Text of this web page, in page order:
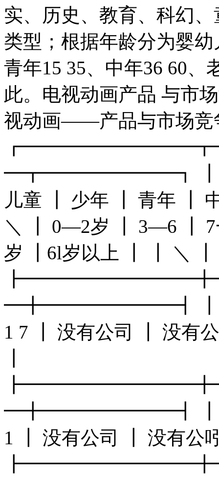
实、历史、教育、科幻
类型；根据年龄分为婴
青年15 35、中年36 60
此。电视动画产品 与市
视动画——产品与市场竞
━┳━━━━━━━┓ ┃、
儿童 ┃ 少年 ┃ 青年 ┃
＼ ┃ 0—2岁 ┃ 3—6 ┃ 7
岁 ┃6l岁以上 ┃ ┃
━╋━━━━━━━┫ ┃ 现
1 7 ┃ 没有公司 ┃ 没有
━╋━━━━━━━┫ ┃ 历
1 ┃ 没有公司 ┃ 没有公